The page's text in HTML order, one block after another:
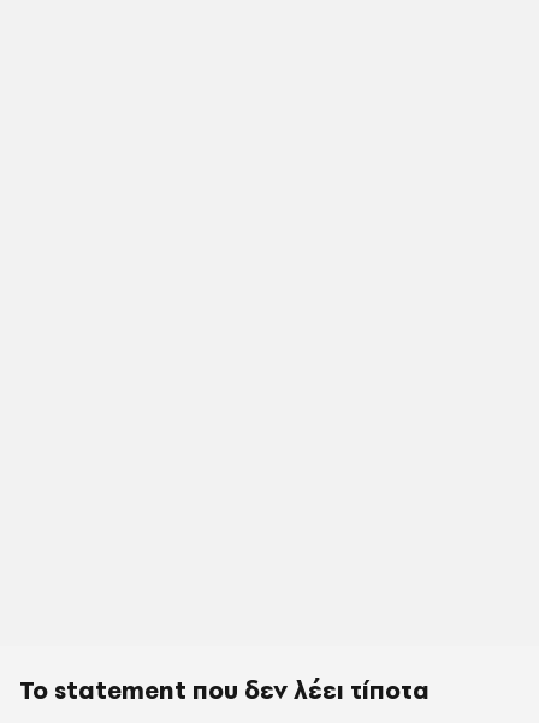
Το statement που δεν λέει τίποτα